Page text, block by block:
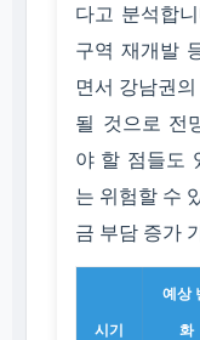
다고 분석합
구역 재개발
면서 강남권
될 것으로 전
야 할 점들도
는 위험할 수
금 부담 증가
시기
예상
화